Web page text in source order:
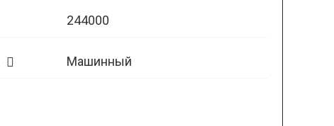
244000
Машинный